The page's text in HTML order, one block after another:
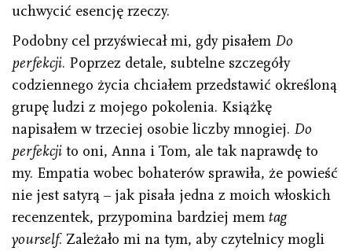
uchwycić esencję rzeczy.
Podobny cel przyświecał mi, gdy pisałem Do
perfekcji. Poprzez detale, subtelne szczegóły
codziennego życia chciałem przedstawić określoną
grupę ludzi z mojego pokolenia. Książkę
napisałem w trzeciej osobie liczby mnogiej. Do
perfekcji to oni, Anna i Tom, ale tak naprawdę to
my. Empatia wobec bohaterów sprawiła, że powieść
nie jest satyrą – jak pisała jedna z moich włoskich
recenzentek, przypomina bardziej mem tag
yourself. Zależało mi na tym, aby czytelnicy mogli